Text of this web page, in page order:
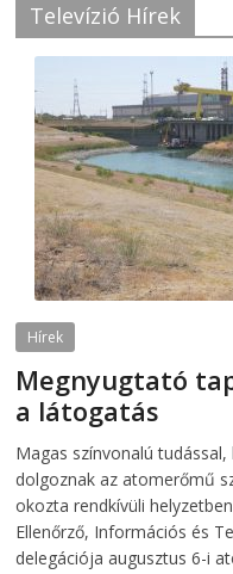
Televízió Hírek
Hírek
Megnyugtató
a látogatás
Magas színvonalú
dolgoznak az atomerőmű
okozta rendkívüli
Ellenőrző, Információs és
delegációja augusztus 6-i